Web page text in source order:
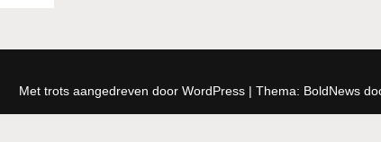
Met trots aangedreven door WordPress | Thema: BoldNews